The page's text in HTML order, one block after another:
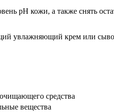
pH кожи, а также снять
увлажняющий крем или
средства
вещества